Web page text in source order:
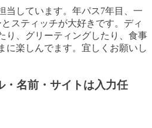
当しています。年パス7年目、一
スティッチが大好きです。ディ
り、グリーティングしたり、食事
に楽しんでます。宜しくお願いし
・名前・サイトは入力任